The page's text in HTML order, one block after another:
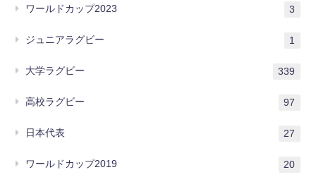
ワールドカップ2023 3
ジュニアラグビー 1
大学ラグビー 339
高校ラグビー 97
日本代表 27
ワールドカップ2019 20